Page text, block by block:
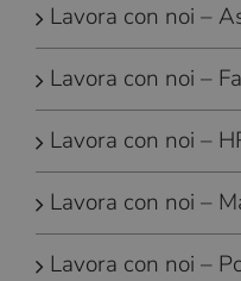
Lavora con noi –
Lavora con noi –
Lavora con noi –
Lavora con noi –
Lavora con noi –